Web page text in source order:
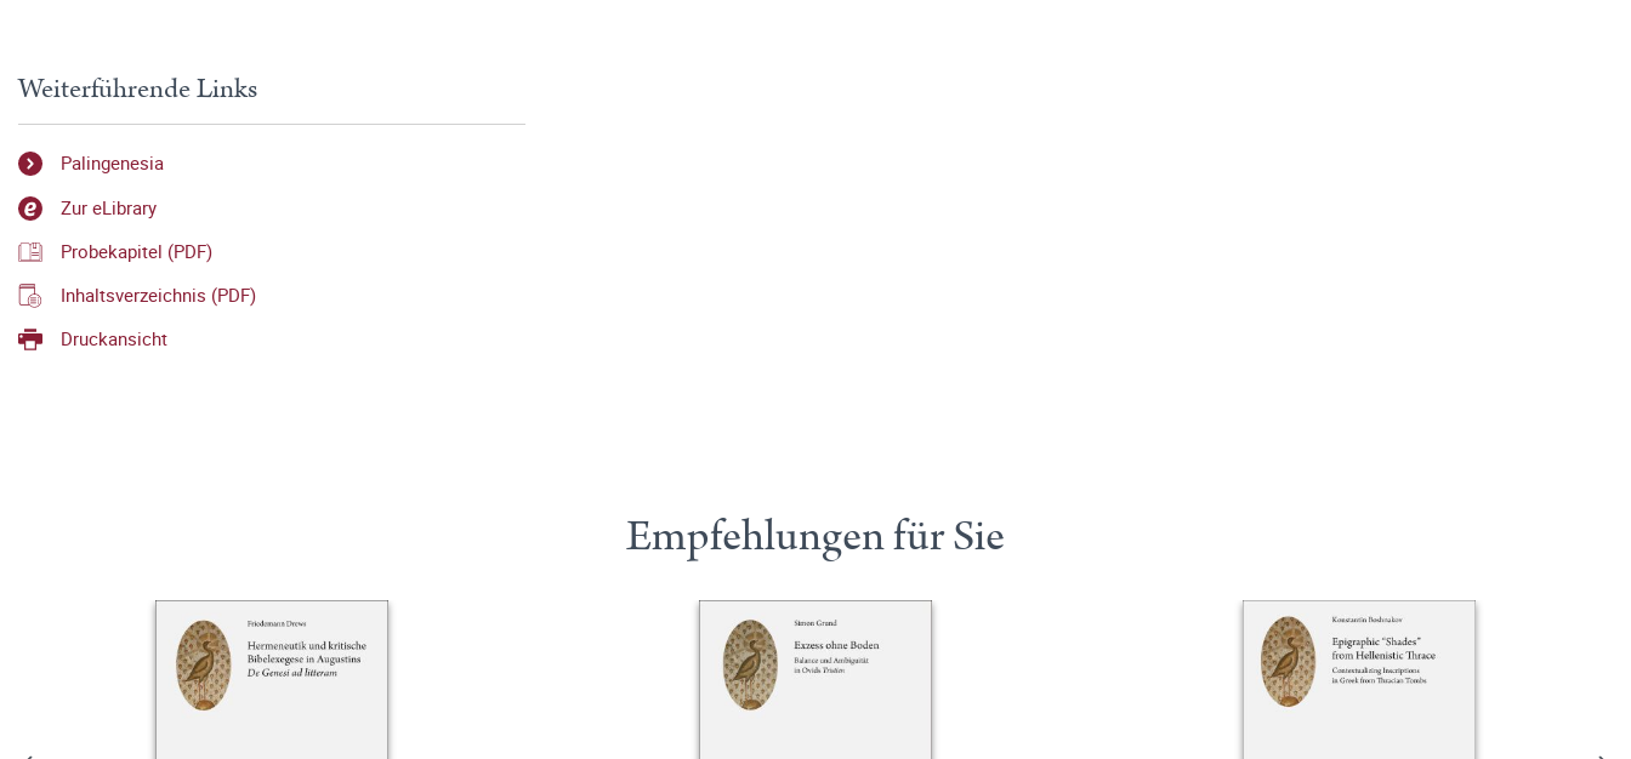
Weiterführende Links
Palingenesia
Zur eLibrary
Probekapitel (PDF)
Inhaltsverzeichnis (PDF)
Druckansicht
Empfehlungen für Sie